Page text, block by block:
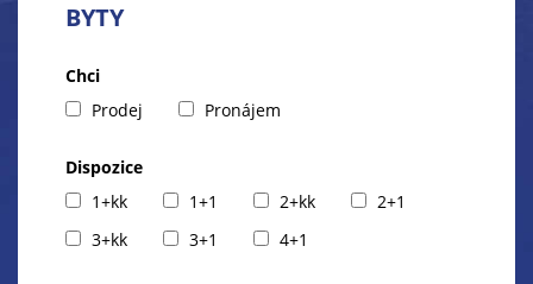
BYTY
Chci
Prodej
Pronájem
Dispozice
1+kk
1+1 2+kk
2+1
3+kk
3+1 4+1